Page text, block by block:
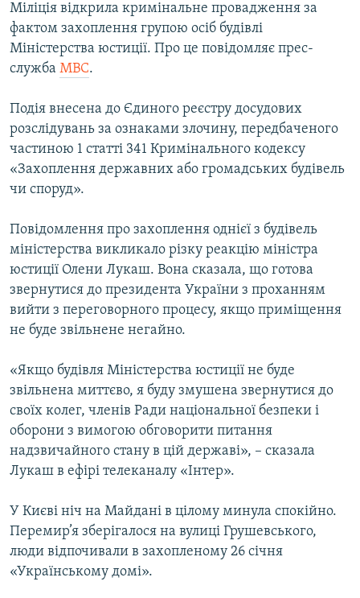
Усі сайти RFE/RL
Міліція відкрила кримінальне провадження за
фактом захоплення групою осіб будівлі
Міністерства юстиції. Про це повідомляє прес-
служба МВС.
Подія внесена до Єдиного реєстру досудових
розслідувань за ознаками злочину, передбаченого
частиною 1 статті 341 Кримінального кодексу
«Захоплення державних або громадських будівель
чи споруд».
Повідомлення про захоплення однієї з будівель
міністерства викликало різку реакцію міністра
юстиції Олени Лукаш. Вона сказала, що готова
звернутися до президента України з проханням
вийти з переговорного процесу, якщо приміщення
не буде звільнене негайно.
«Якщо будівля Міністерства юстиції не буде
звільнена миттєво, я буду змушена звернутися до
своїх колег, членів Ради національної безпеки і
оборони з вимогою обговорити питання
надзвичайного стану в цій державі», – сказала
Лукаш в ефірі телеканалу «Інтер».
У Києві ніч на Майдані в цілому минула спокійно.
Перемир’я зберігалося на вулиці Грушевського,
люди відпочивали в захопленому 26 січня
«Українському домі».